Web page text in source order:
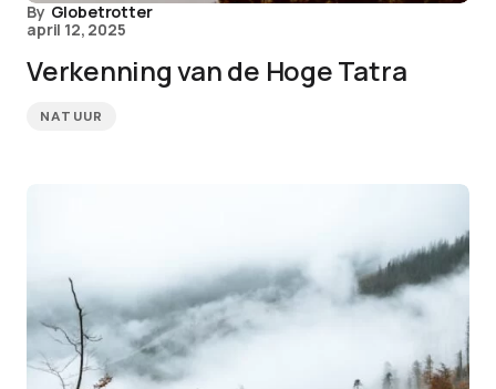
By Globetrotter
april 12, 2025
Verkenning van de Hoge Tatra
NATUUR